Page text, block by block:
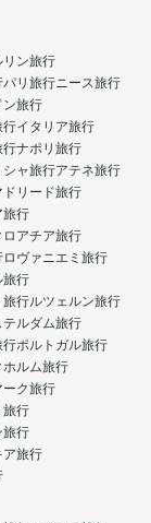
リン旅行
パリ旅行ニース旅行
ン旅行
行イタリア旅行
行ナポリ旅行
シャ旅行アテネ旅行
ドリード旅行
旅行
ロアチア旅行
ロヴァニエミ旅行
旅行
旅行ルツェルン旅行
テルダム旅行
行ポルトガル旅行
ホルム旅行
ーク旅行
旅行
旅行
ア旅行